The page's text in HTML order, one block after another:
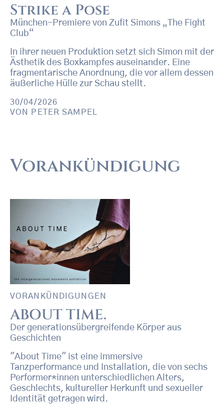
Strike a Pose
München-Premiere von Zufit Simons „The Fight
Club“
In ihrer neuen Produktion setzt sich Simon mit der
Ästhetik des Boxkampfes auseinander. Eine
fragmentarische Anordnung, die vor allem dessen
äußerliche Hülle zur Schau stellt.
30/04/2026
VON
PETER SAMPEL
Vorankündigung
VORANKÜNDIGUNGEN
ABOUT TIME.
Der generationsübergreifende Körper aus
Geschichten
"About Time" ist eine immersive
Tanzperformance und Installation, die von sechs
Performer*innen unterschiedlichen Alters,
Geschlechts, kultureller Herkunft und sexueller
Identität getragen wird.